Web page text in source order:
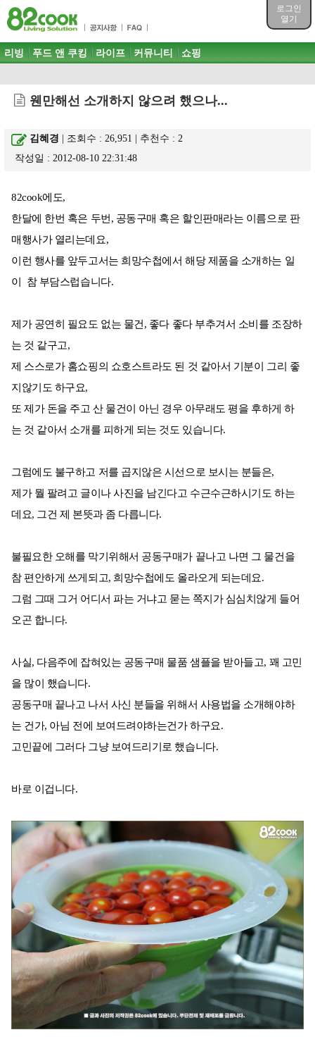
로그인
열기
목차
주메뉴 바로가기
컨텐츠 바로가기
검색 바로가기
로그인 바로가기
주메뉴
리빙 푸드 앤 쿠킹 라이프 커뮤니티 쇼핑
웬만해선 소개하지 않으려 했으나...
김혜경 | 조회수 : 26,951 | 추천수 :2
작성일 : 2012-08-10 22:31:48
82cook에도,
한달에 한번 혹은 두번, 공동구매 혹은 할인판매라는 이름으로 판
매행사가 열리는데요,
이런 행사를 앞두고서는 희망수첩에서 해당 제품을 소개하는 일
이 참 부담스럽습니다.
제가 공연히 필요도 없는 물건, 좋다 좋다 부추겨서 소비를 조장하
는 것 같구고,
제 스스로가 홈쇼핑의 쇼호스트라도 된 것 같아서 기분이 그리 좋
지않기도 하구요,
또 제가 돈을 주고 산 물건이 아닌 경우 아무래도 평을 후하게 하
는 것 같아서 소개를 피하게 되는 것도 있습니다.
그럼에도 불구하고 저를 곱지않은 시선으로 보시는 분들은,
제가 뭘 팔려고 글이나 사진을 남긴다고 수근수근하시기도 하는
데요, 그건 제 본뜻과 좀 다릅니다.
불필요한 오해를 막기위해서 공동구매가 끝나고 나면 그 물건을
참 편안하게 쓰게되고, 희망수첩에도 올라오게 되는데요.
그럼 그때 그거 어디서 파는 거냐고 묻는 쪽지가 심심치않게 들어
오곤 합니다.
사실, 다음주에 잡혀있는 공동구매 물품 샘플을 받아들고, 꽤 고민
을 많이 했습니다.
공동구매 끝나고 나서 사신 분들을 위해서 사용법을 소개해야하
는 건가, 아님 전에 보여드려야하는건가 하구요.
고민끝에 그러다 그냥 보여드리기로 했습니다.
바로 이겁니다.